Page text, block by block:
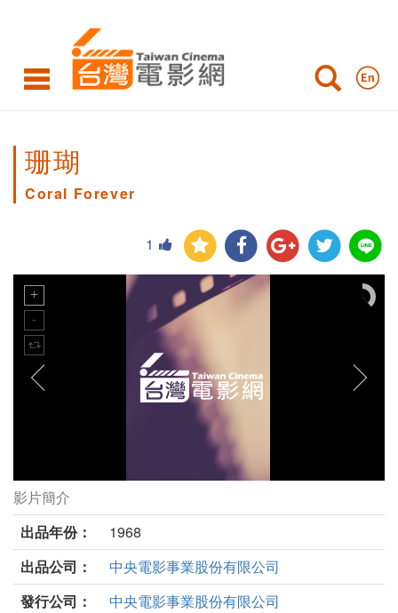
珊瑚
Coral Forever
1
珊瑚劇照
影片簡介
出品年份：
1968
出品公司：
中央電影事業股份有限公司
發行公司：
中央電影事業股份有限公司